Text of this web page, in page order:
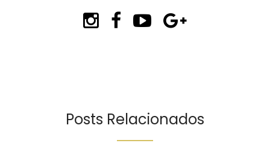
Posts Relacionados